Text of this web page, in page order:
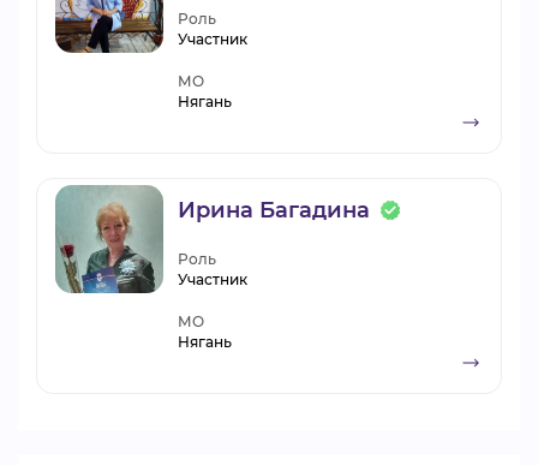
Роль
Участник
МО
Нягань
Ирина Багадина
Роль
Участник
МО
Нягань